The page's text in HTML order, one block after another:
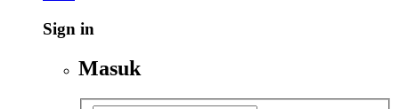
Sign in
Masuk